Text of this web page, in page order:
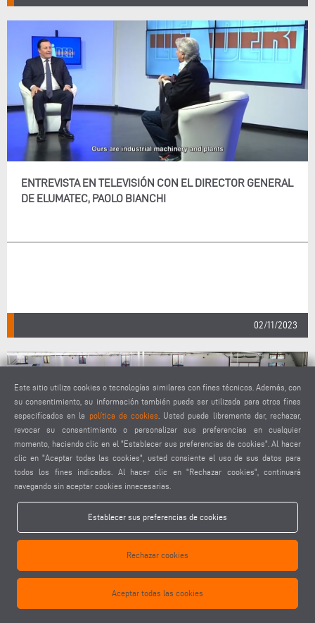
ENTREVISTA EN TELEVISIÓN CON EL DIRECTOR GENERAL
DE ELUMATEC, PAOLO BIANCHI
02/11/2023
ELUMATEC INSIGHT 2023: LA SOLUCIÓN SEAMLESS
WELDING ENTUSIASMA A LOS CLIENTES EN UN EVENTO
Este sitio utiliza cookies o tecnologías similares con fines técnicos. Además, con
su consentimiento, su información también puede ser utilizada para otros fines
especificados en la
política de cookies . Usted puede libremente dar, rechazar,
revocar su consentimiento o personalizar sus preferencias en cualquier
momento, haciendo clic en el "Establecer sus preferencias de cookies". Al hacer
clic en "Aceptar todas las cookies", usted consiente el uso de sus datos para
todos los fines indicados. Al hacer clic en "Rechazar cookies", continuará
navegando sin aceptar cookies innecesarias.
Establecer sus preferencias de cookies
Rechazar cookies
Aceptar todas las cookies